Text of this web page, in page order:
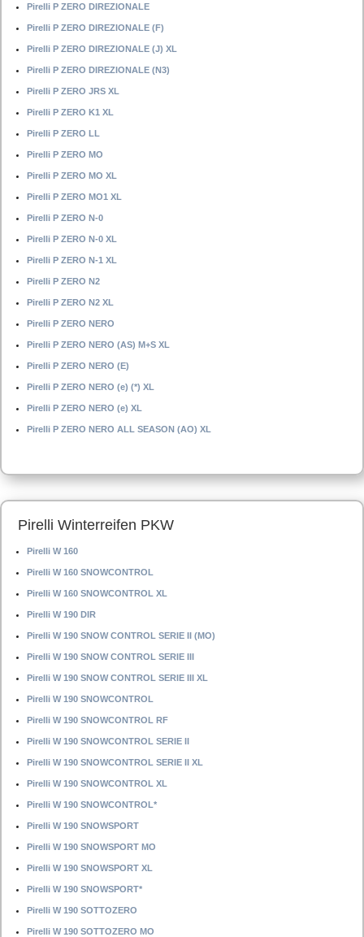
Pirelli P ZERO DIREZIONALE
Pirelli P ZERO DIREZIONALE (F)
Pirelli P ZERO DIREZIONALE (J) XL
Pirelli P ZERO DIREZIONALE (N3)
Pirelli P ZERO JRS XL
Pirelli P ZERO K1 XL
Pirelli P ZERO LL
Pirelli P ZERO MO
Pirelli P ZERO MO XL
Pirelli P ZERO MO1 XL
Pirelli P ZERO N-0
Pirelli P ZERO N-0 XL
Pirelli P ZERO N-1 XL
Pirelli P ZERO N2
Pirelli P ZERO N2 XL
Pirelli P ZERO NERO
Pirelli P ZERO NERO (AS) M+S XL
Pirelli P ZERO NERO (E)
Pirelli P ZERO NERO (e) (*) XL
Pirelli P ZERO NERO (e) XL
Pirelli P ZERO NERO ALL SEASON (AO) XL
Pirelli Winterreifen PKW
Pirelli W 160
Pirelli W 160 SNOWCONTROL
Pirelli W 160 SNOWCONTROL XL
Pirelli W 190 DIR
Pirelli W 190 SNOW CONTROL SERIE II (MO)
Pirelli W 190 SNOW CONTROL SERIE III
Pirelli W 190 SNOW CONTROL SERIE III XL
Pirelli W 190 SNOWCONTROL
Pirelli W 190 SNOWCONTROL RF
Pirelli W 190 SNOWCONTROL SERIE II
Pirelli W 190 SNOWCONTROL SERIE II XL
Pirelli W 190 SNOWCONTROL XL
Pirelli W 190 SNOWCONTROL*
Pirelli W 190 SNOWSPORT
Pirelli W 190 SNOWSPORT MO
Pirelli W 190 SNOWSPORT XL
Pirelli W 190 SNOWSPORT*
Pirelli W 190 SOTTOZERO
Pirelli W 190 SOTTOZERO MO